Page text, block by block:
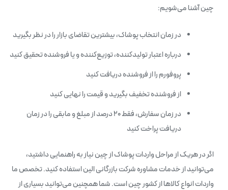
چین آشنا می‌شویم:
در زمان انتخاب پوشاک، بیشترین تقاضای بازار را در نظر بگیرید
درباره اعتبار تولیدکننده، توزیع‌کننده و یا فروشنده تحقیق کنید
پروفورم را از فروشنده دریافت کنید
از فروشنده تخفیف بگیرید و قیمت را نهایی کنید
در زمان سفارش، فقط ۲۰ درصد از مبلغ و مابقی را در زمان
دریافت پراخت کنید
اگر در هریک از مراحل واردات پوشاک از چین نیاز به راهنمایی داشتید،
می‌توانید از خدمات مشاوره شرکت بازرگانی الین استفاده کنید. تخصص ما
واردات انواع کالاها از کشور چین است. شما همچنین می‌توانید بسیاری از